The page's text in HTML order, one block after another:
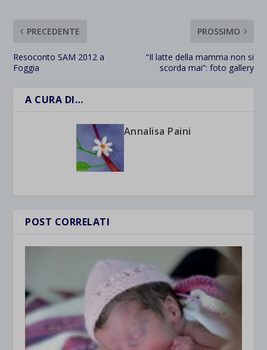
PRECEDENTE
Resoconto SAM 2012 a
Foggia
PROSSIMO
“Il latte della mamma non si
scorda mai”: foto gallery
A CURA DI…
Annalisa Paini
POST CORRELATI